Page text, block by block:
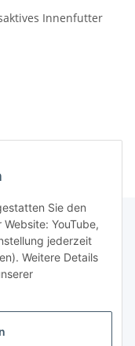
Innenfutter
Sie den
YouTube,
jederzeit
Weitere Details